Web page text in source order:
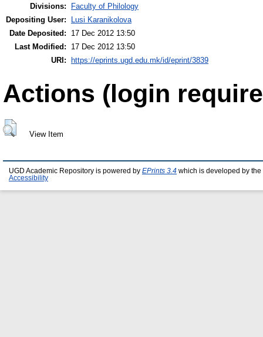
Divisions:
Faculty of Philology
Depositing User:
Lusi Karanikolova
Date Deposited:
17 Dec 2012 13:50
Last Modified:
17 Dec 2012 13:50
URI:
https://eprints.ugd.edu.mk/id/eprint/3839
Actions (login
View Item
UGD Academic Repository is powered by EPrints 3.4 which is developed by the
Accessibility